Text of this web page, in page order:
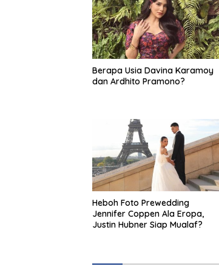
Berapa Usia Davina Karamoy
dan Ardhito Pramono?
Heboh Foto Prewedding
Jennifer Coppen Ala Eropa,
Justin Hubner Siap Mualaf?